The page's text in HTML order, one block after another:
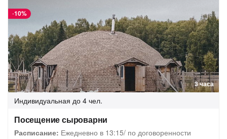
3 часа
-10%
Индивидуальная до 4 чел.
Посещение сыроварни
Расписание: Ежедневно в 13:15/ по договоренности